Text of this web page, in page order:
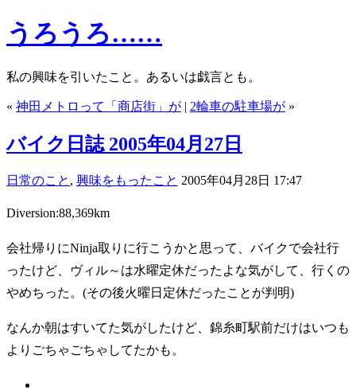
うろうろ……
私の興味を引いたこと。あるいは戯言とも。
« 神田メトロって「商店街」が | 2輪車の駐車場が »
バイク日誌 2005年04月27日
日常のこと , 興味をもったこと 2005年04月28日 17:47
Diversion:88,369km
会社帰りにNinja取りに行こうかと思って、バイクで会社行
ったけど、ヴィル～は水曜定休だったよな気がして、行くの
やめちった。(その後火曜日定休だったことが判明)
なんか朝はすいてた気がしたけど、錦糸町駅前だけはいつも
よりごちゃごちゃしてたかも。